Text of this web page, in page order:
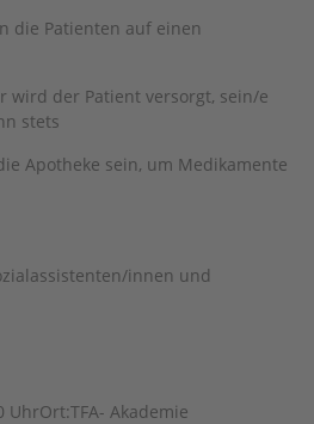
die Patienten auf einen
wird der Patient versorgt, sein/e
stets
Apotheke sein, um Medikamente
innen und
UhrOrt:TFA- Akademie